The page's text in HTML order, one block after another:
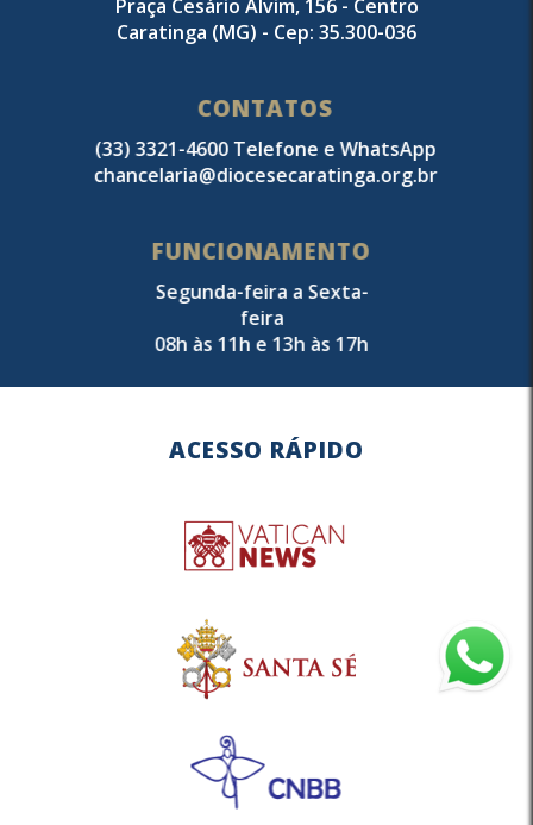
Praça Cesário Alvim, 156 - Centro
Caratinga (MG) - Cep: 35.300-036
CONTATOS
(33) 3321-4600 Telefone e WhatsApp
chancelaria@diocesecaratinga.org.br
FUNCIONAMENTO
Segunda-feira a Sexta-
feira
08h às 11h e 13h às 17h
ACESSO RÁPIDO